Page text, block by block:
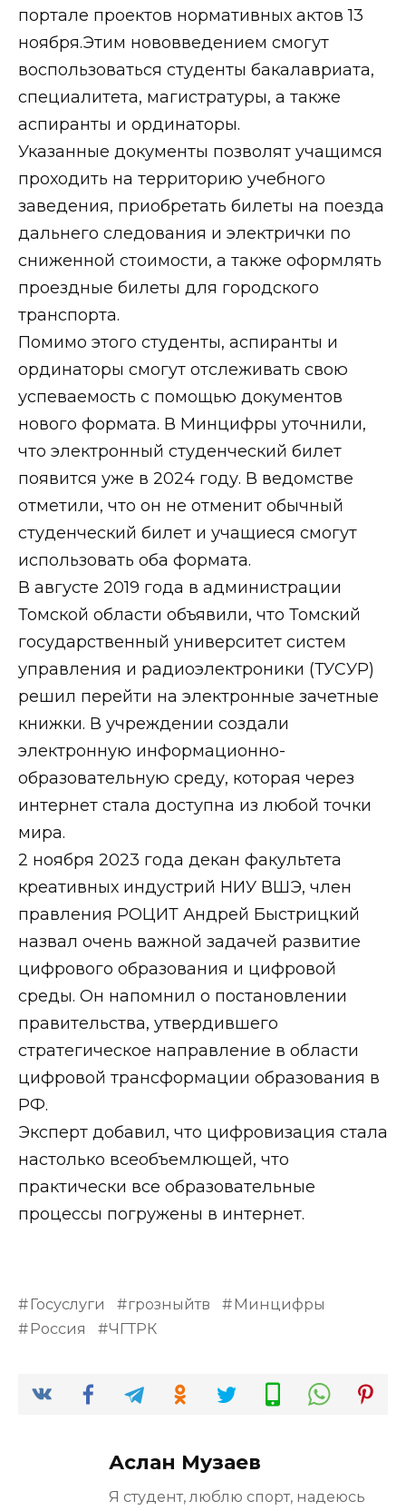
портале проектов нормативных актов 13
ноября.Этим нововведением смогут
воспользоваться студенты бакалавриата,
специалитета, магистратуры, а также
аспиранты и ординаторы.
Указанные документы позволят учащимся
проходить на территорию учебного
заведения, приобретать билеты на поезда
дальнего следования и электрички по
сниженной стоимости, а также оформлять
проездные билеты для городского
транспорта.
Помимо этого студенты, аспиранты и
ординаторы смогут отслеживать свою
успеваемость с помощью документов
нового формата. В Минцифры уточнили,
что электронный студенческий билет
появится уже в 2024 году. В ведомстве
отметили, что он не отменит обычный
студенческий билет и учащиеся смогут
использовать оба формата.
В августе 2019 года в администрации
Томской области объявили, что Томский
государственный университет систем
управления и радиоэлектроники (ТУСУР)
решил перейти на электронные зачетные
книжки. В учреждении создали
электронную информационно-
образовательную среду, которая через
интернет стала доступна из любой точки
мира.
2 ноября 2023 года декан факультета
креативных индустрий НИУ ВШЭ, член
правления РОЦИТ Андрей Быстрицкий
назвал очень важной задачей развитие
цифрового образования и цифровой
среды. Он напомнил о постановлении
правительства, утвердившего
стратегическое направление в области
цифровой трансформации образования в
РФ.
Эксперт добавил, что цифровизация стала
настолько всеобъемлющей, что
практически все образовательные
процессы погружены в интернет.
Госуслуги грозныйтв
Минцифры
Россия
ЧГТРК
Аслан Музаев
Я студент, люблю спорт, надеюсь